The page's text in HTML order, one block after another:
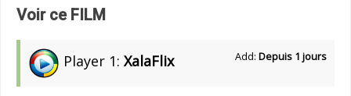
Voir ce FILM
Player 1: XalaFlix Add: Depuis 1 jours